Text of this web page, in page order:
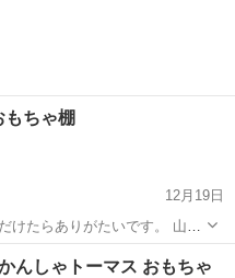
ちゃ棚
12月19日
らありがたいです。 山口
ります。
んしゃトーマス おもちゃ